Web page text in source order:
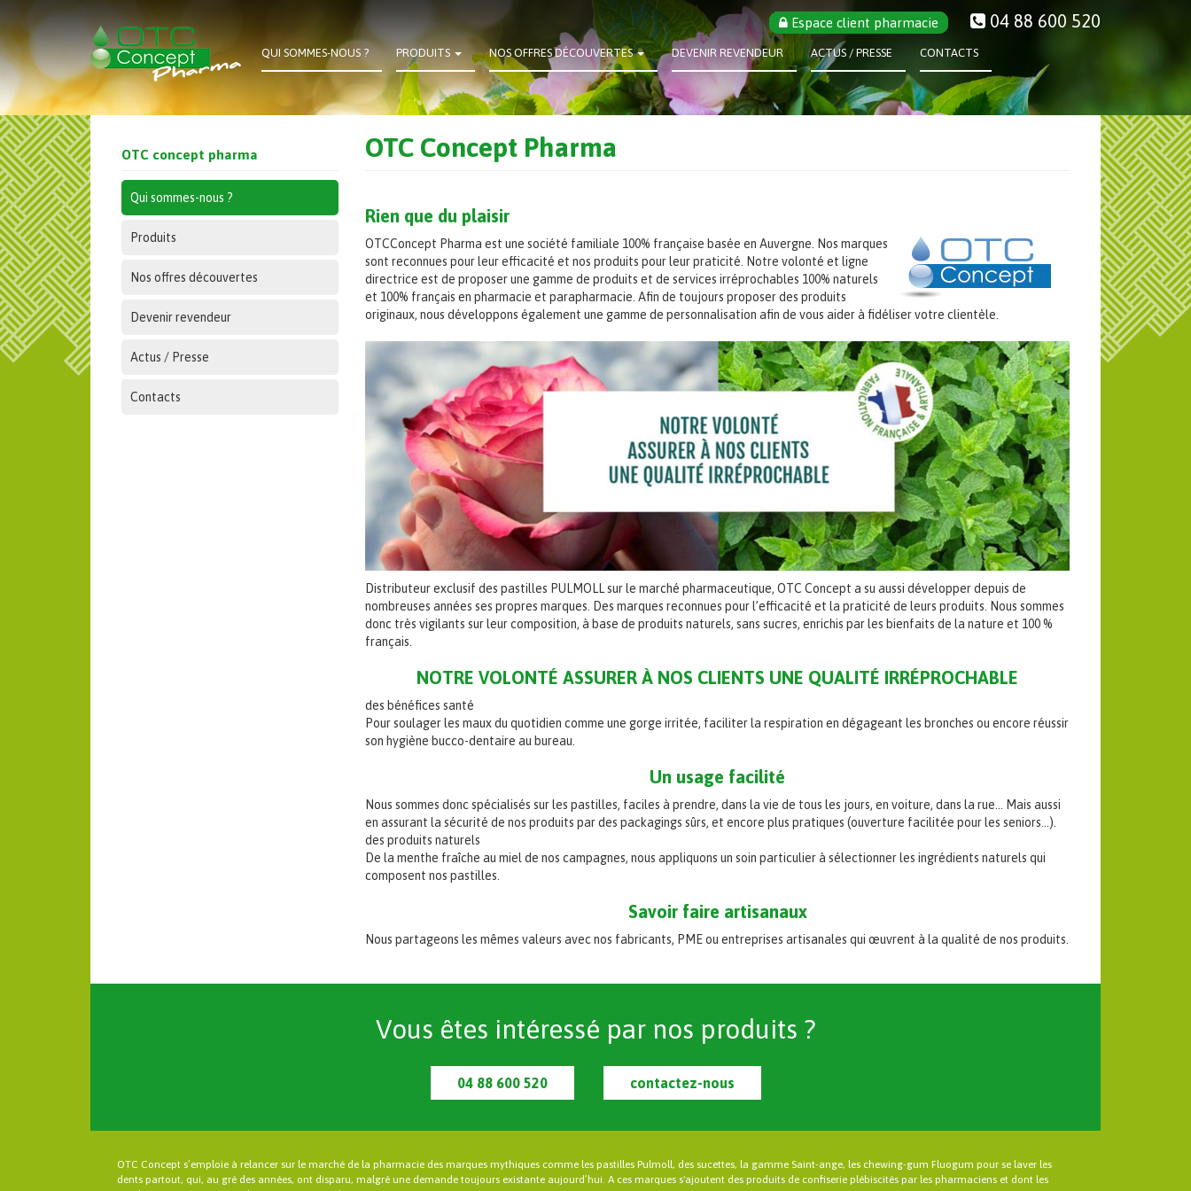
contenu
principal
Espace client pharmacie 04 88 600 520
QUI SOMMES-NOUS ? PRODUITS NOS OFFRES DÉCOUVERTES DEVENIR REVENDEUR ACTUS / PRESSE CONTACTS
OTC concept pharma
Qui sommes-nous ?
Produits
Nos offres découvertes
Devenir revendeur
Actus / Presse
Contacts
OTC Concept Pharma
Rien que du plaisir
OTCConcept Pharma est une société familiale 100% française basée en Auvergne. Nos marques
sont reconnues pour leur efficacité et nos produits pour leur praticité. Notre volonté et ligne
directrice est de proposer une gamme de produits et de services irréprochables 100% naturels
et 100% français en pharmacie et parapharmacie. Afin de toujours proposer des produits
originaux, nous développons également une gamme de personnalisation afin de vous aider à fidéliser votre clientèle.
Distributeur exclusif des pastilles PULMOLL sur le marché pharmaceutique, OTC Concept a su aussi développer depuis de
nombreuses années ses propres marques. Des marques reconnues pour l’efficacité et la praticité de leurs produits. Nous sommes
donc très vigilants sur leur composition, à base de produits naturels, sans sucres, enrichis par les bienfaits de la nature et 100 %
français.
NOTRE VOLONTÉ ASSURER À NOS CLIENTS UNE QUALITÉ IRRÉPROCHABLE
des bénéfices santé
Pour soulager les maux du quotidien comme une gorge irritée, faciliter la respiration en dégageant les bronches ou encore réussir
son hygiène bucco-dentaire au bureau.
Un usage facilité
Nous sommes donc spécialisés sur les pastilles, faciles à prendre, dans la vie de tous les jours, en voiture, dans la rue… Mais aussi
en assurant la sécurité de nos produits par des packagings sûrs, et encore plus pratiques (ouverture facilitée pour les seniors…).
des produits naturels
De la menthe fraîche au miel de nos campagnes, nous appliquons un soin particulier à sélectionner les ingrédients naturels qui
composent nos pastilles.
Savoir faire artisanaux
Nous partageons les mêmes valeurs avec nos fabricants, PME ou entreprises artisanales qui œuvrent à la qualité de nos produits.
Vous êtes intéressé par nos produits ?
04 88 600 520 contactez-nous
OTC Concept s’emploie à relancer sur le marché de la pharmacie des marques mythiques comme les pastilles Pulmoll, des sucettes, la gamme Saint-ange, les chewing-gum Fluogum pour se laver les
dents partout, qui, au gré des années, ont disparu, malgré une demande toujours existante aujourd’hui. A ces marques s'ajoutent des produits de confiserie plébiscités par les pharmaciens et dont les